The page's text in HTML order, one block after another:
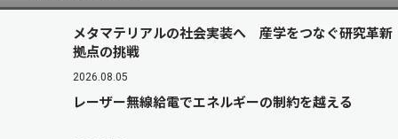
メタマテリアルの社会実装へ 産学をつなぐ研究革新
拠点の挑戦
2026.08.05
レーザー無線給電でエネルギーの制約を越える